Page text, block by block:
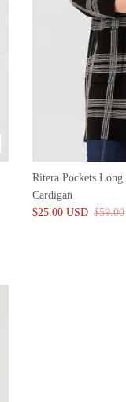
Ritera Pockets
Cardigan
$25.00 USD $59.00